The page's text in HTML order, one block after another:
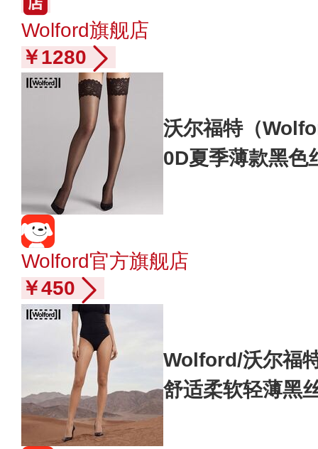
Wolford旗舰店
￥1280
沃尔福特（
0D夏季薄款黑色
Wolford官方旗舰店
￥450
Wolford/沃尔福
舒适柔软轻薄黑